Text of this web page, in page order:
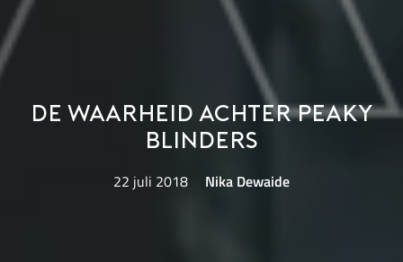
De waarheid achter Peaky
Blinders
22 juli 2018 Nika Dewaide